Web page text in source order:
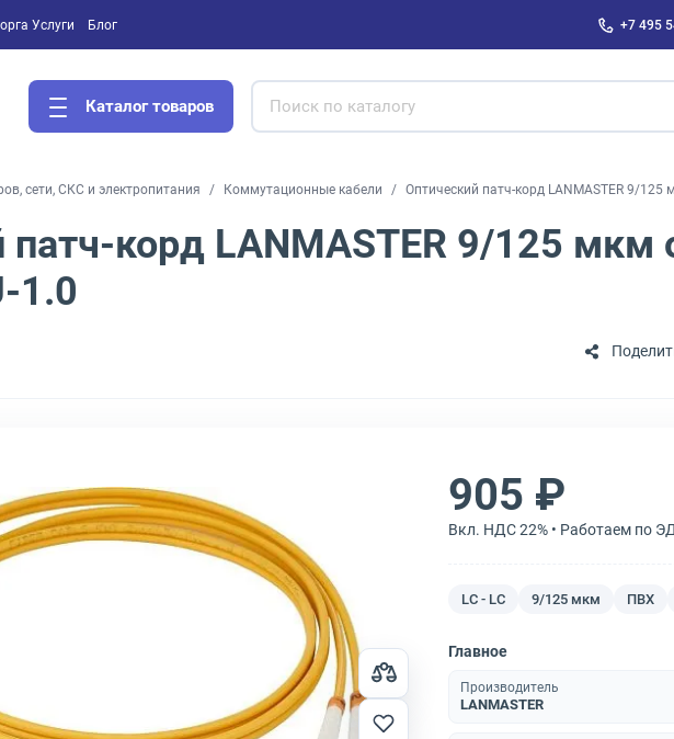
Услуги Блог +7 495
Каталог товаров
сети, СКС и электропитания Коммутационные кабели Оптический патч-корд LANMASTER 9/125
патч-корд LANMASTER 9/125
1.0
905 ₽
Вкл. НДС 22% • Работаем по
LC - LC 9/125 мкм ПВХ
Главное
Производитель
LANMASTER